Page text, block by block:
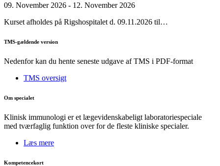
09. November 2026 - 12. November 2026
Kurset afholdes på Rigshospitalet d. 09.11.2026 til…
TMS-gældende version
Nedenfor kan du hente seneste udgave af TMS i PDF-format
TMS oversigt
Om specialet
Klinisk immunologi er et lægevidenskabeligt laboratoriespeciale
med tværfaglig funktion over for de fleste kliniske specialer.
Læs mere
Kompetencekort